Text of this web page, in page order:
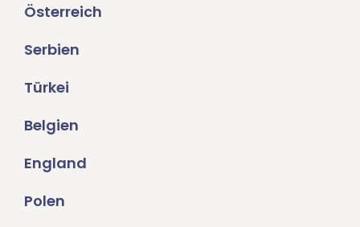
Österreich
Serbien
Türkei
Belgien
England
Polen